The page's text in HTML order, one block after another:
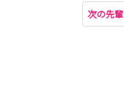
次の先輩